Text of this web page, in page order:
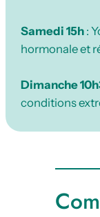
Samedi 15h :
hormonale et
Dimanche
conditions